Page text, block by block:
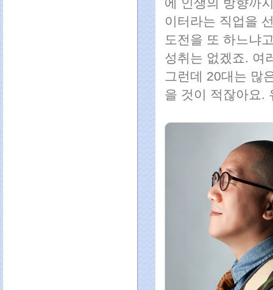
이터라는 직업을
도전을 또 하느냐
성취는 없겠죠. 여
그런데 20대는 많
을 것이 적잖아요.